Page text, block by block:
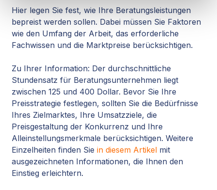
Hier legen Sie fest, wie Ihre Beratungsleistungen
bepreist werden sollen. Dabei müssen Sie Faktoren
wie den Umfang der Arbeit, das erforderliche
Fachwissen und die Marktpreise berücksichtigen.
Zu Ihrer Information: Der durchschnittliche
Stundensatz für Beratungsunternehmen liegt
zwischen 125 und 400 Dollar. Bevor Sie Ihre
Preisstrategie festlegen, sollten Sie die Bedürfnisse
Ihres Zielmarktes, Ihre Umsatzziele, die
Preisgestaltung der Konkurrenz und Ihre
Alleinstellungsmerkmale berücksichtigen. Weitere
Einzelheiten finden Sie in diesem Artikel mit
ausgezeichneten Informationen, die Ihnen den
Einstieg erleichtern.